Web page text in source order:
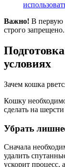
Важно! В первую
строго запрещено.
условиях
Зачем кошка
Кошку
сделать на
Убрать
Сначала
удалить
ускорит процесс,